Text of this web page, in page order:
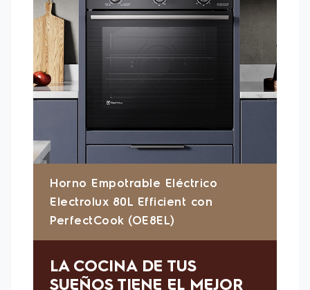
La cavidad esmaltada evita la acumulación de
grasa y facilita la eliminación de manchas,
asegurando una limpieza rápida y eficiente.
Además de un diseño moderno, el Horno Empotrable
Eléctrico Electrolux 80L (OE8EL) posee cavidad con
esquinas redondeadas y sin huecos que también
facilitan la limpieza, haciendo que el mantenimiento
del horno sea una tarea sencilla.
Recomendaciones
1. Este producto debe ser instalado por personal
tecnico calificado y autorizado por Electrolux,
puedes comunicarte con nosotros y agendar la
2. Para la instalación del producto puedes necesitar
de algunos accesorios que deben ser adquiridos por